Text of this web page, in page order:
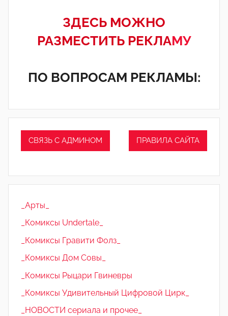
ЗДЕСЬ МОЖНО
РАЗМЕСТИТЬ РЕКЛАМУ
ПО ВОПРОСАМ РЕКЛАМЫ:
СВЯЗЬ С АДМИНОМ ПРАВИЛА САЙТА
_Арты_
_Комиксы Undertale_
_Комиксы Гравити Фолз_
_Комиксы Дом Совы_
_Комиксы Рыцари Гвиневры
_Комиксы Удивительный Цифровой Цирк_
_НОВОСТИ сериала и прочее_